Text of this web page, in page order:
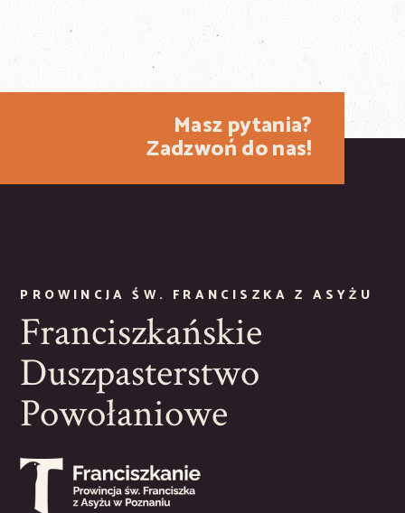
Masz pytania?
Zadzwoń do nas!
PROWINCJA ŚW. FRANCISZKA Z ASYŻU
Franciszkańskie
Duszpasterstwo
Powołaniowe